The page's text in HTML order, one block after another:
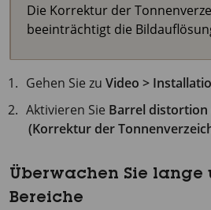
Die Korrektur der
beeinträchtigt die
Gehen Sie zuVideo >
Aktivieren Sie Barrel distortion
(Korrektur der
Überwachen Sie lange
Bereiche